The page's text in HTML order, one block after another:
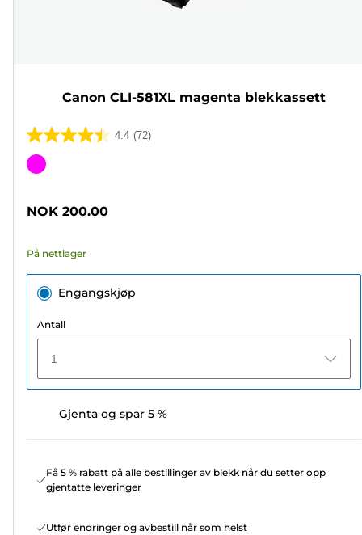
Canon CLI-581XL magenta blekkassett
4.4 (72)
4.4
av
Fargekassett
NOK 200.00
På nettlager
Engangskjøp
Antall
1
Gjenta og spar 5 %
Få 5 % rabatt på alle bestillinger av blekk når du setter opp
gjentatte leveringer
Utfør endringer og avbestill når som helst